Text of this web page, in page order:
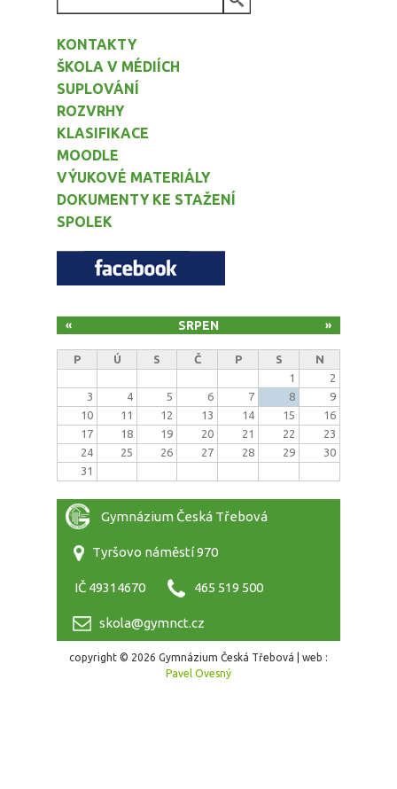
KONTAKTY
ŠKOLA V MÉDIÍCH
SUPLOVÁNÍ
ROZVRHY
KLASIFIKACE
MOODLE
VÝUKOVÉ MATERIÁLY
DOKUMENTY KE STAŽENÍ
SPOLEK
SRPEN
« »
P Ú S Č P S
N
1
2
3
4 5 6 7 8
9
10
11 12 13 14 15
16
17
18 19 20 21 22
23
24
25 26 27 28 29
30
31
Gymnázium Česká Třebová
Tyršovo náměstí 970
IČ 49314670 465 519 500
skola@gymnct.cz
copyright © 2026 Gymnázium Česká Třebová | web :
Pavel Ovesný